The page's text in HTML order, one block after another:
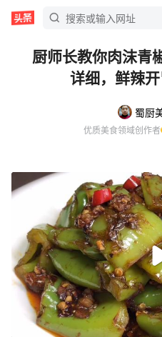
厨师长教你肉沫青
详细，鲜辣
优质美食领域创作者